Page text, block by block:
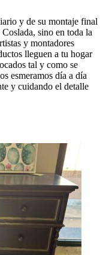
y de su montaje final
sino en toda la
y montadores
lleguen a tu hogar
tal y como se
esmeramos día a día
y cuidando el detalle